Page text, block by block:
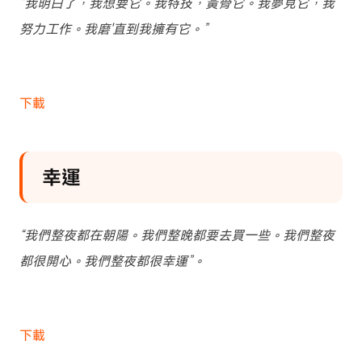
努力工作。我磨'直到我擁有它。”
下載
幸運
“我們整夜都在朝陽。我們整晚都要去買一些。我們整夜
都很開心。我們整夜都很幸運”。
下載